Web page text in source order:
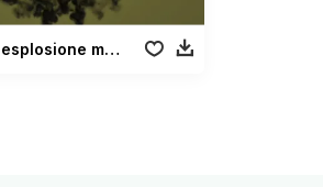
Pacchetto esplosione massiccia